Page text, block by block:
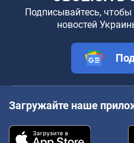
Подписывайтесь,
новостей
Загружайте наше